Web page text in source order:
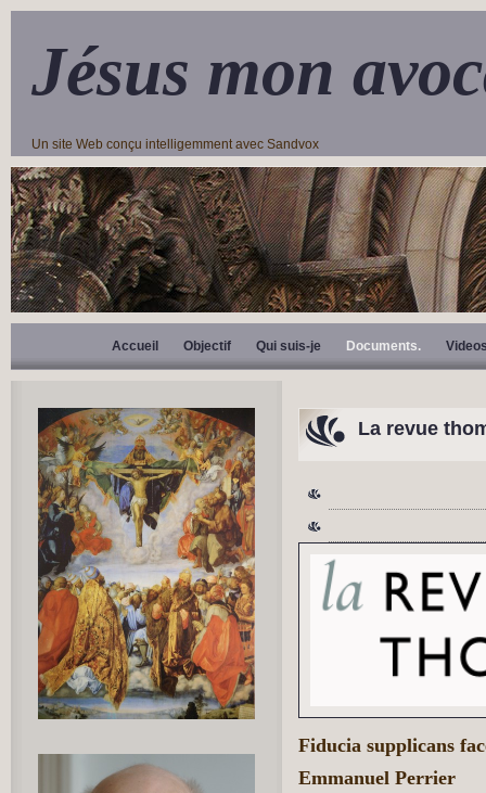
Jésus mon
Un site Web conçu intelligemment avec Sandvox
Accueil Objectif Qui suis-je Documents.
La revue
Fiducia supplicans
Emmanuel Perrier